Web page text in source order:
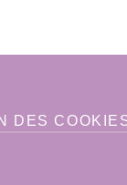
DES